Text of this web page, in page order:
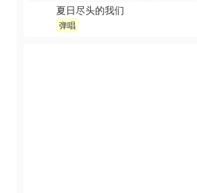
夏日尽头的我们
弹唱